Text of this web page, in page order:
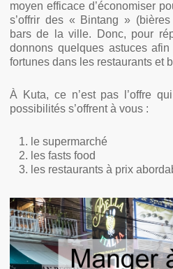
moyen efficace d’économiser
s’offrir des « Bintang »
bars de la ville. Donc, pour
donnons quelques astuces
fortunes dans les restaurants et
À Kuta, ce n’est pas l’offre
possibilités s’offrent à vous :
le supermarché
les fasts food
les restaurants à prix